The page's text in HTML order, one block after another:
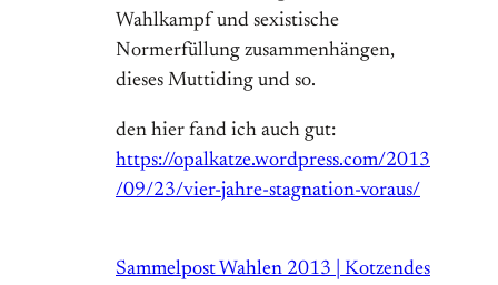
Wahlkampf und sexistische
Normerfüllung zusammenhängen,
dieses Muttiding und so.
den hier fand ich auch gut:
https://opalkatze.wordpress.com/2013
/09/23/vier-jahre-stagnation-voraus/
Sammelpost Wahlen 2013 | Kotzendes